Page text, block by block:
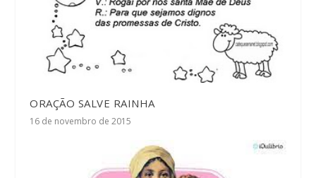
ORAÇÃO SALVE RAINHA
16 de novembro de 2015